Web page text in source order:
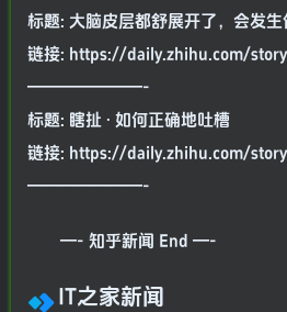
标题: 大脑皮层都舒展开了，会发生
链接: https://daily.zhihu.com/
———————-
标题: 瞎扯 · 如何正确地吐槽
链接: https://daily.zhihu.com/
———————-
—- 知乎新闻 End —-
IT之家新闻